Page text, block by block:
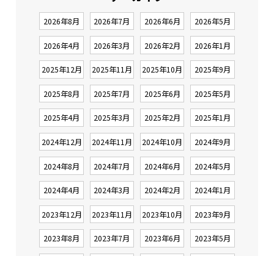
2026年8月 2026年7月 2026年6月 2026年5月
2026年4月 2026年3月 2026年2月 2026年1月
2025年12月 2025年11月 2025年10月 2025年9月
2025年8月 2025年7月 2025年6月 2025年5月
2025年4月 2025年3月 2025年2月 2025年1月
2024年12月 2024年11月 2024年10月 2024年9月
2024年8月 2024年7月 2024年6月 2024年5月
2024年4月 2024年3月 2024年2月 2024年1月
2023年12月 2023年11月 2023年10月 2023年9月
2023年8月 2023年7月 2023年6月 2023年5月